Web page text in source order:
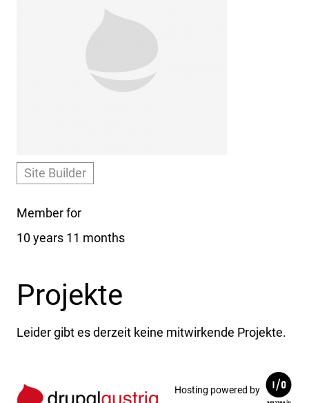
Site Builder
Member for
10 years 11 months
Projekte
Leider gibt es derzeit keine mitwirkende Projekte.
Hosting powered by